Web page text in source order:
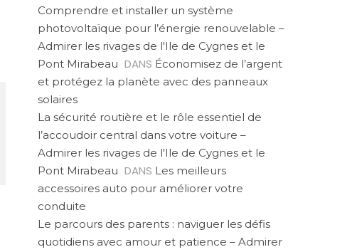
Comprendre et installer un système
photovoltaïque pour l’énergie renouvelable –
Admirer les rivages de l'Ile de Cygnes et le
Pont Mirabeau DANS Économisez de l’argent
et protégez la planète avec des panneaux
solaires
La sécurité routière et le rôle essentiel de
l’accoudoir central dans votre voiture –
Admirer les rivages de l'Ile de Cygnes et le
Pont Mirabeau DANS Les meilleurs
accessoires auto pour améliorer votre
conduite
Le parcours des parents : naviguer les défis
quotidiens avec amour et patience – Admirer